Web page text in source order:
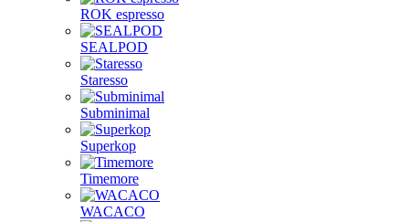
ROK espresso
SEALPOD
Staresso
Subminimal
Superkop
Timemore
WACACO